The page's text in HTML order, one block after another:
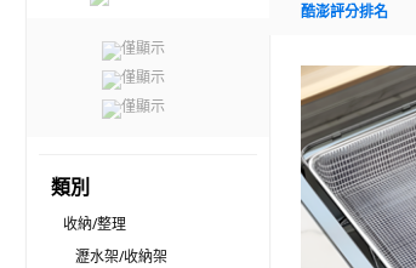
僅顯示
僅顯示
僅顯示
類別
收納/整理
瀝水架/收納架
酷澎評分排名